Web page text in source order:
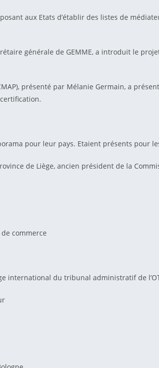
aux Etats d’établir des listes de
générale de GEMME, a introduit le
présenté par Mélanie Germain, a
pour leur pays. Etaient présents pour
de Liège, ancien président de la
commerce
international du tribunal administratif de